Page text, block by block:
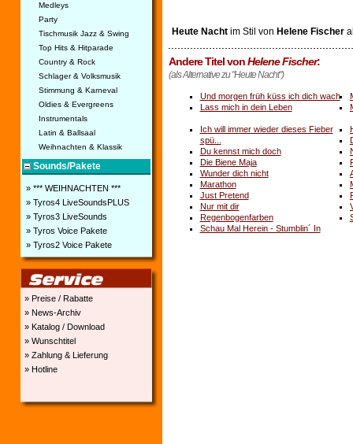
Medleys
Party
Tischmusik Jazz & Swing
Top Hits & Hitparade
Country & Rock
Schlager & Volksmusik
Stimmung & Karneval
Oldies & Evergreens
Instrumentals
Latin & Ballsaal
Weihnachten & Klassik
Sounds/Pakete
» *** WEIHNACHTEN ***
» Tyros4 LiveSoundsPLUS
» Tyros3 LiveSounds
» Tyros Voice Pakete
» Tyros2 Voice Pakete
» Preise / Rabatte
» News-Archiv
» Katalog / Download
» Wunschtitel
» Zahlung & Lieferung
» Hotline
Heute Nachtim Stil von Helene Fischer
Andere Titel vonHelene Fischer:
(als Alternative zu "Heute Nacht")
Und morgen früh küss ich dich wach
Lass mich in dein Leben
Ich will immer wieder dieses Fieber
spü...
Du kennst mich doch
Die Biene Maja
Wunder dich nicht
Marathon
Just Pretend
Nur mit dir
Regenbogenfarben
Schau Mal Herein - Stumblin´ In